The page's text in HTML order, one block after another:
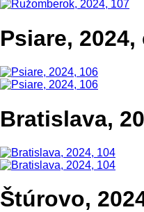
Psiare, 2024,
Bratislava,
Štúrovo,